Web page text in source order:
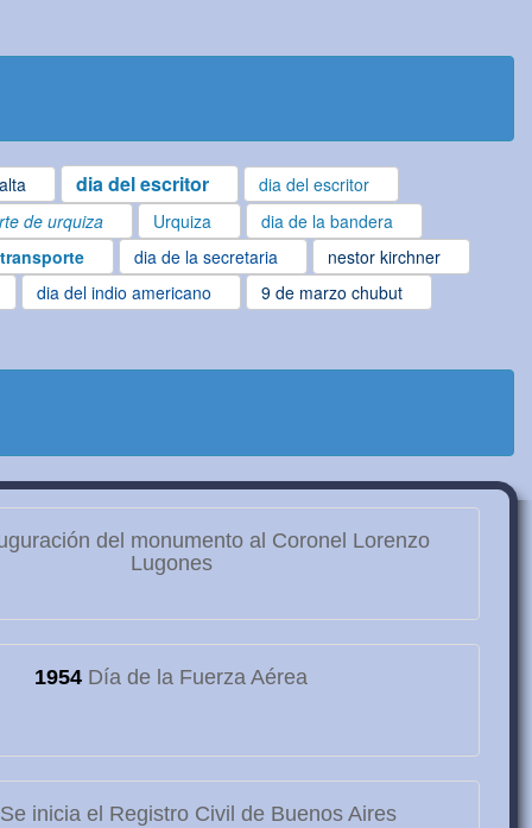
dia del escritor
dia del escritor
de urquiza Urquiza
dia de la bandera
dia de la secretaria
nestor kirchner
dia del indio americano
9 de marzo chubut
del monumento al Coronel Lorenzo
Lugones
1954 Día de la Fuerza Aérea
inicia el Registro Civil de Buenos Aires